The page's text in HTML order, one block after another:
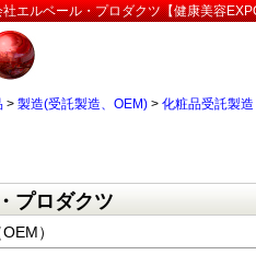
エルベール・プロダクツ【健康美容
> 製造(受託製造、OEM) > 化粧品受託製
プロダクツ
）